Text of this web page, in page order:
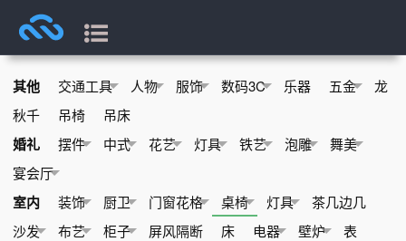
其他 交通工具 人物 服饰 数码3C 乐器 五金
龙
秋千
吊椅 吊床
婚礼 摆件 中式 花艺 灯具 铁艺 泡雕
舞美
宴会厅
室内 装饰 厨卫 门窗花格 桌椅 灯具
茶几边几
沙发
布艺 柜子 屏风隔断 床 电器 壁炉
表